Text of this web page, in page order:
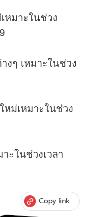
หมาะในช่วง
งๆ เหมาะในช่วง
หม่เหมาะในช่วง
าะในช่วงเวลา
Copy link